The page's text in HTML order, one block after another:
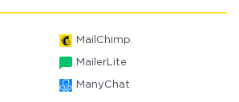
MailChimp
MailerLite
ManyChat